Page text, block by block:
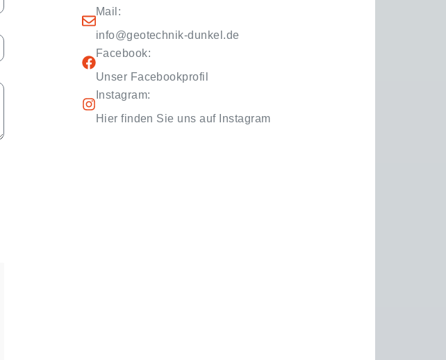
Mail:
info@geotechnik-dunkel.de
Facebook:
Unser Facebookprofil
Instagram:
Hier finden Sie uns auf Instagram